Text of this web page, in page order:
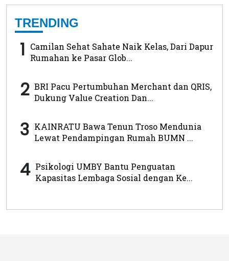
TRENDING
1 Camilan Sehat Sahate Naik Kelas, Dari Dapur
Rumahan ke Pasar Glob...
2 BRI Pacu Pertumbuhan Merchant dan QRIS,
Dukung Value Creation Dan...
3 KAINRATU Bawa Tenun Troso Mendunia
Lewat Pendampingan Rumah BUMN ...
4 Psikologi UMBY Bantu Penguatan
Kapasitas Lembaga Sosial dengan Ke...